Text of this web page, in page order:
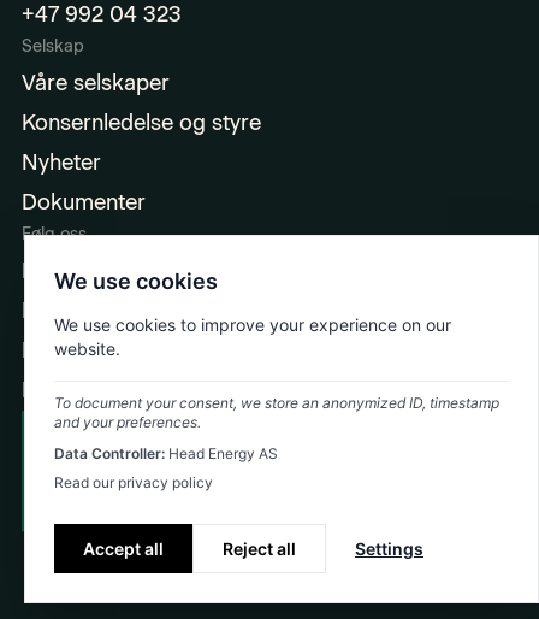
+47 992 04 323
Selskap
Våre selskaper
Konsernledelse og styre
Nyheter
Dokumenter
Følg oss
LinkedIn
Facebook
Instagram
Ingeniørpodden
©2026Head Energy
Emergency: +47 992 74 323
Cookie Policy
We use cookies
We use cookies to improve your experience on our
website.
To document your consent, we store an anonymized ID, timestamp
and your preferences.
Data Controller: Head Energy AS
Read our privacy policy
Accept all Reject all Settings